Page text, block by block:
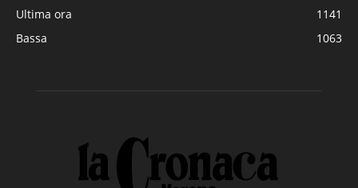
Ultima ora
1141
Bassa
1063